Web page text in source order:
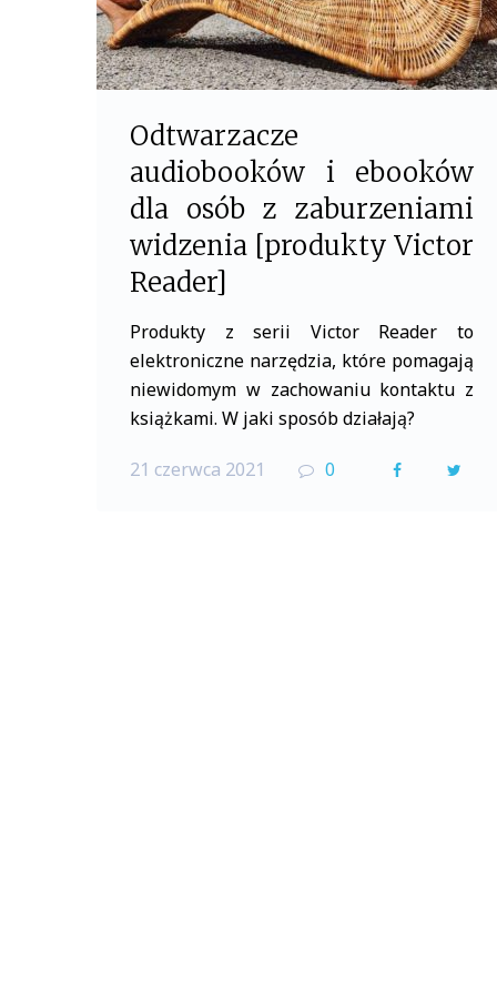
Odtwarzacze
audiobooków i ebooków
dla osób z zaburzeniami
widzenia [produkty Victor
Reader]
Produkty z serii Victor Reader to
elektroniczne narzędzia, które pomagają
niewidomym w zachowaniu kontaktu z
książkami. W jaki sposób działają?
21 czerwca 2021 0
F